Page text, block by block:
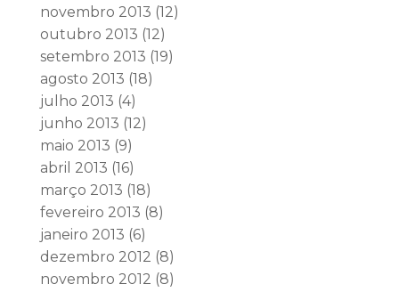
novembro 2013 (12)
outubro 2013 (12)
setembro 2013 (19)
agosto 2013 (18)
julho 2013 (4)
junho 2013 (12)
maio 2013 (9)
abril 2013 (16)
março 2013 (18)
fevereiro 2013 (8)
janeiro 2013 (6)
dezembro 2012 (8)
novembro 2012 (8)